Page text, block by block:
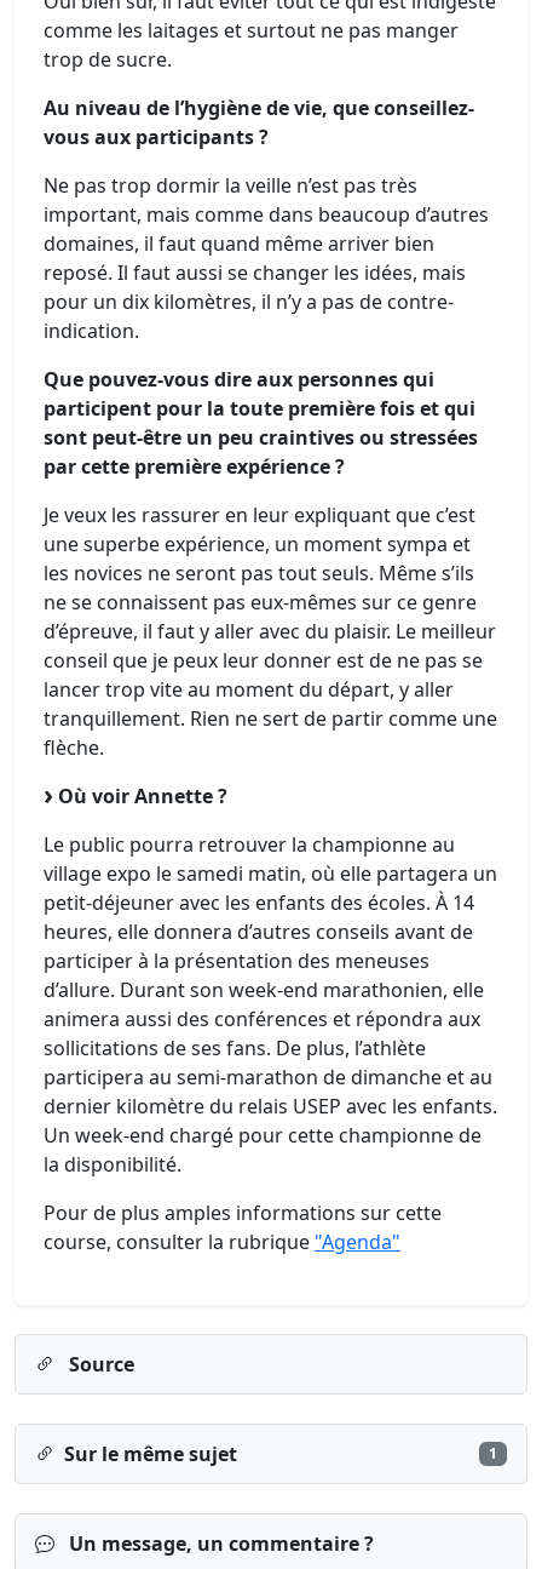
comme les laitages et surtout ne pas manger
trop de sucre.
Au niveau de l’hygiène de vie, que conseillez-
vous aux participants ?
Ne pas trop dormir la veille n’est pas très
important, mais comme dans beaucoup d’autres
domaines, il faut quand même arriver bien
reposé. Il faut aussi se changer les idées, mais
pour un dix kilomètres, il n’y a pas de contre-
indication.
Que pouvez-vous dire aux personnes qui
participent pour la toute première fois et qui
sont peut-être un peu craintives ou stressées
par cette première expérience ?
Je veux les rassurer en leur expliquant que c’est
une superbe expérience, un moment sympa et
les novices ne seront pas tout seuls. Même s’ils
ne se connaissent pas eux-mêmes sur ce genre
d’épreuve, il faut y aller avec du plaisir. Le meilleur
conseil que je peux leur donner est de ne pas se
lancer trop vite au moment du départ, y aller
tranquillement. Rien ne sert de partir comme une
flèche.
Où voir Annette ?
Le public pourra retrouver la championne au
village expo le samedi matin, où elle partagera un
petit-déjeuner avec les enfants des écoles. À 14
heures, elle donnera d’autres conseils avant de
participer à la présentation des meneuses
d’allure. Durant son week-end marathonien, elle
animera aussi des conférences et répondra aux
sollicitations de ses fans. De plus, l’athlète
participera au semi-marathon de dimanche et au
dernier kilomètre du relais USEP avec les enfants.
Un week-end chargé pour cette championne de
la disponibilité.
Pour de plus amples informations sur cette
course, consulter la rubrique "Agenda"
Source
Sur le même sujet 1
Un message, un commentaire ?